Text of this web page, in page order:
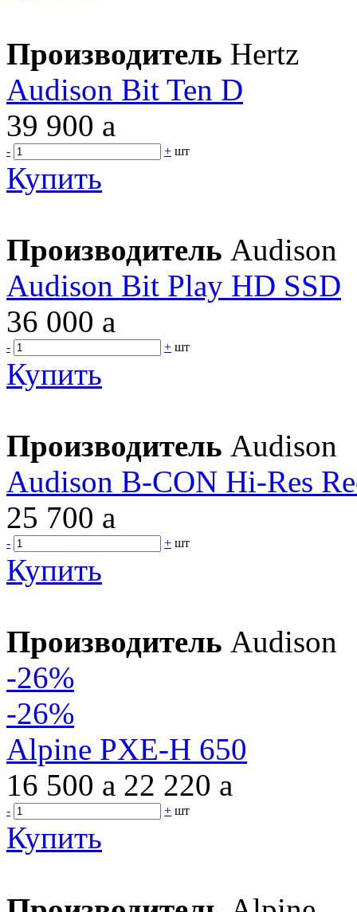
Производитель Hertz
Audison Bit Ten D
39 900 a
- + шт
Купить
Производитель Audison
Audison Bit Play HD SSD
36 000 a
- + шт
Купить
Производитель Audison
Audison B-CON Hi-Res
25 700 a
- + шт
Купить
Производитель Audison
-26%
-26%
Alpine PXE-H 650
16 500 a 22 220 a
- + шт
Купить